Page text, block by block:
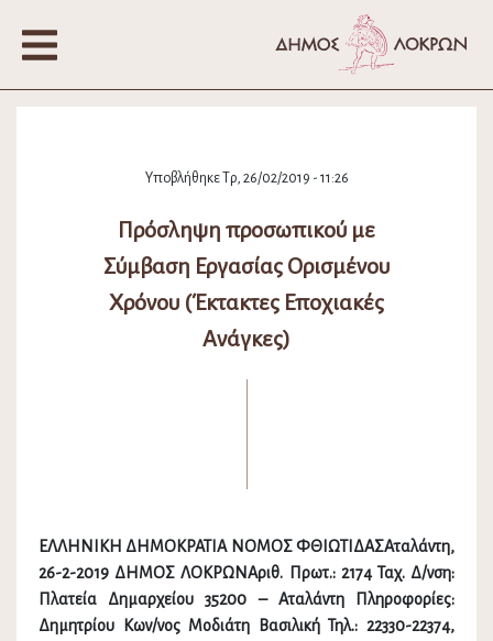
Υποβλήθηκε Τρ, 26/02/2019 - 11:26
Πρόσληψη προσωπικού με
Σύμβαση Εργασίας Ορισμένου
Χρόνου (Έκτακτες Εποχιακές
Ανάγκες)
ΕΛΛΗΝΙΚΗ ΔΗΜΟΚΡΑΤΙΑ ΝΟΜΟΣ ΦΘΙΩΤΙΔΑΣΑταλάντη,
26-2-2019 ΔΗΜΟΣ ΛΟΚΡΩΝAριθ. Πρωτ.: 2174 Ταχ. Δ/νση:
Πλατεία Δημαρχείου 35200 – Αταλάντη Πληροφορίες:
Δημητρίου Κων/νος Μοδιάτη Βασιλική Τηλ.: 22330-22374,